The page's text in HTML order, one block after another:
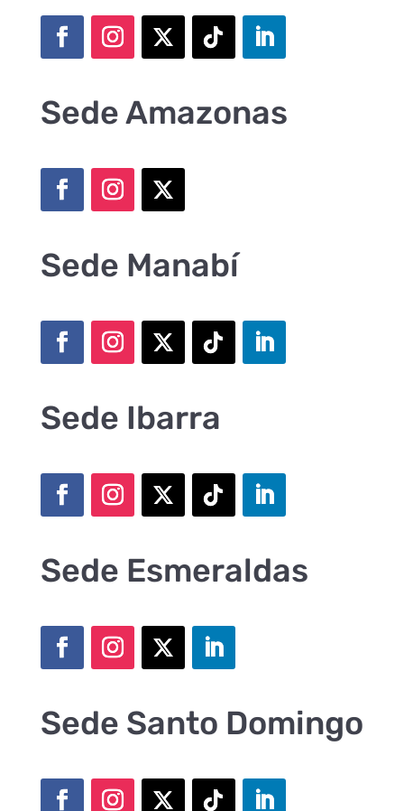
Sede Amazonas
Sede Manabí
Sede Ibarra
Sede Esmeraldas
Sede Santo Domingo